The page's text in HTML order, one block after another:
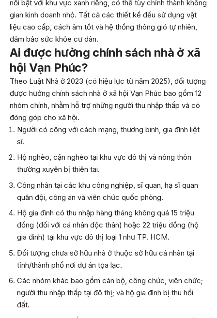
nổi bật với khu vực xanh riêng, có thể tùy chỉnh thành không
gian kinh doanh nhỏ. Tất cả các thiết kế đều sử dụng vật
liệu cao cấp, cách âm tốt và hệ thống thông gió tự nhiên,
đảm bảo sức khỏe cư dân.
Ai được hưởng chính sách nhà ở xã
hội Vạn Phúc?
Theo Luật Nhà ở 2023 (có hiệu lực từ năm 2025), đối tượng
được hưởng chính sách nhà ở xã hội Vạn Phúc bao gồm 12
nhóm chính, nhằm hỗ trợ những người thu nhập thấp và có
đóng góp cho xã hội.
Người có công với cách mạng, thương binh, gia đình liệt
sĩ.
Hộ nghèo, cận nghèo tại khu vực đô thị và nông thôn
thường xuyên bị thiên tai.
Công nhân tại các khu công nghiệp, sĩ quan, hạ sĩ quan
quân đội, công an và viên chức quốc phòng.
Hộ gia đình có thu nhập hàng tháng không quá 15 triệu
đồng (đối với cá nhân độc thân) hoặc 22 triệu đồng (hộ
gia đình) tại khu vực đô thị loại 1 như TP. HCM.
Đối tượng chưa sở hữu nhà ở thuộc sở hữu cá nhân tại
tỉnh/thành phố nơi dự án tọa lạc.
Các nhóm khác bao gồm cán bộ, công chức, viên chức;
người thu nhập thấp tại đô thị; và hộ gia đình bị thu hồi
đất.